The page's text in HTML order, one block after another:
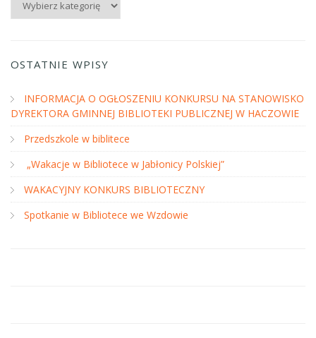
OSTATNIE WPISY
INFORMACJA O OGŁOSZENIU KONKURSU NA STANOWISKO
DYREKTORA GMINNEJ BIBLIOTEKI PUBLICZNEJ W HACZOWIE
Przedszkole w biblitece
„Wakacje w Bibliotece w Jabłonicy Polskiej”
WAKACYJNY KONKURS BIBLIOTECZNY
Spotkanie w Bibliotece we Wzdowie